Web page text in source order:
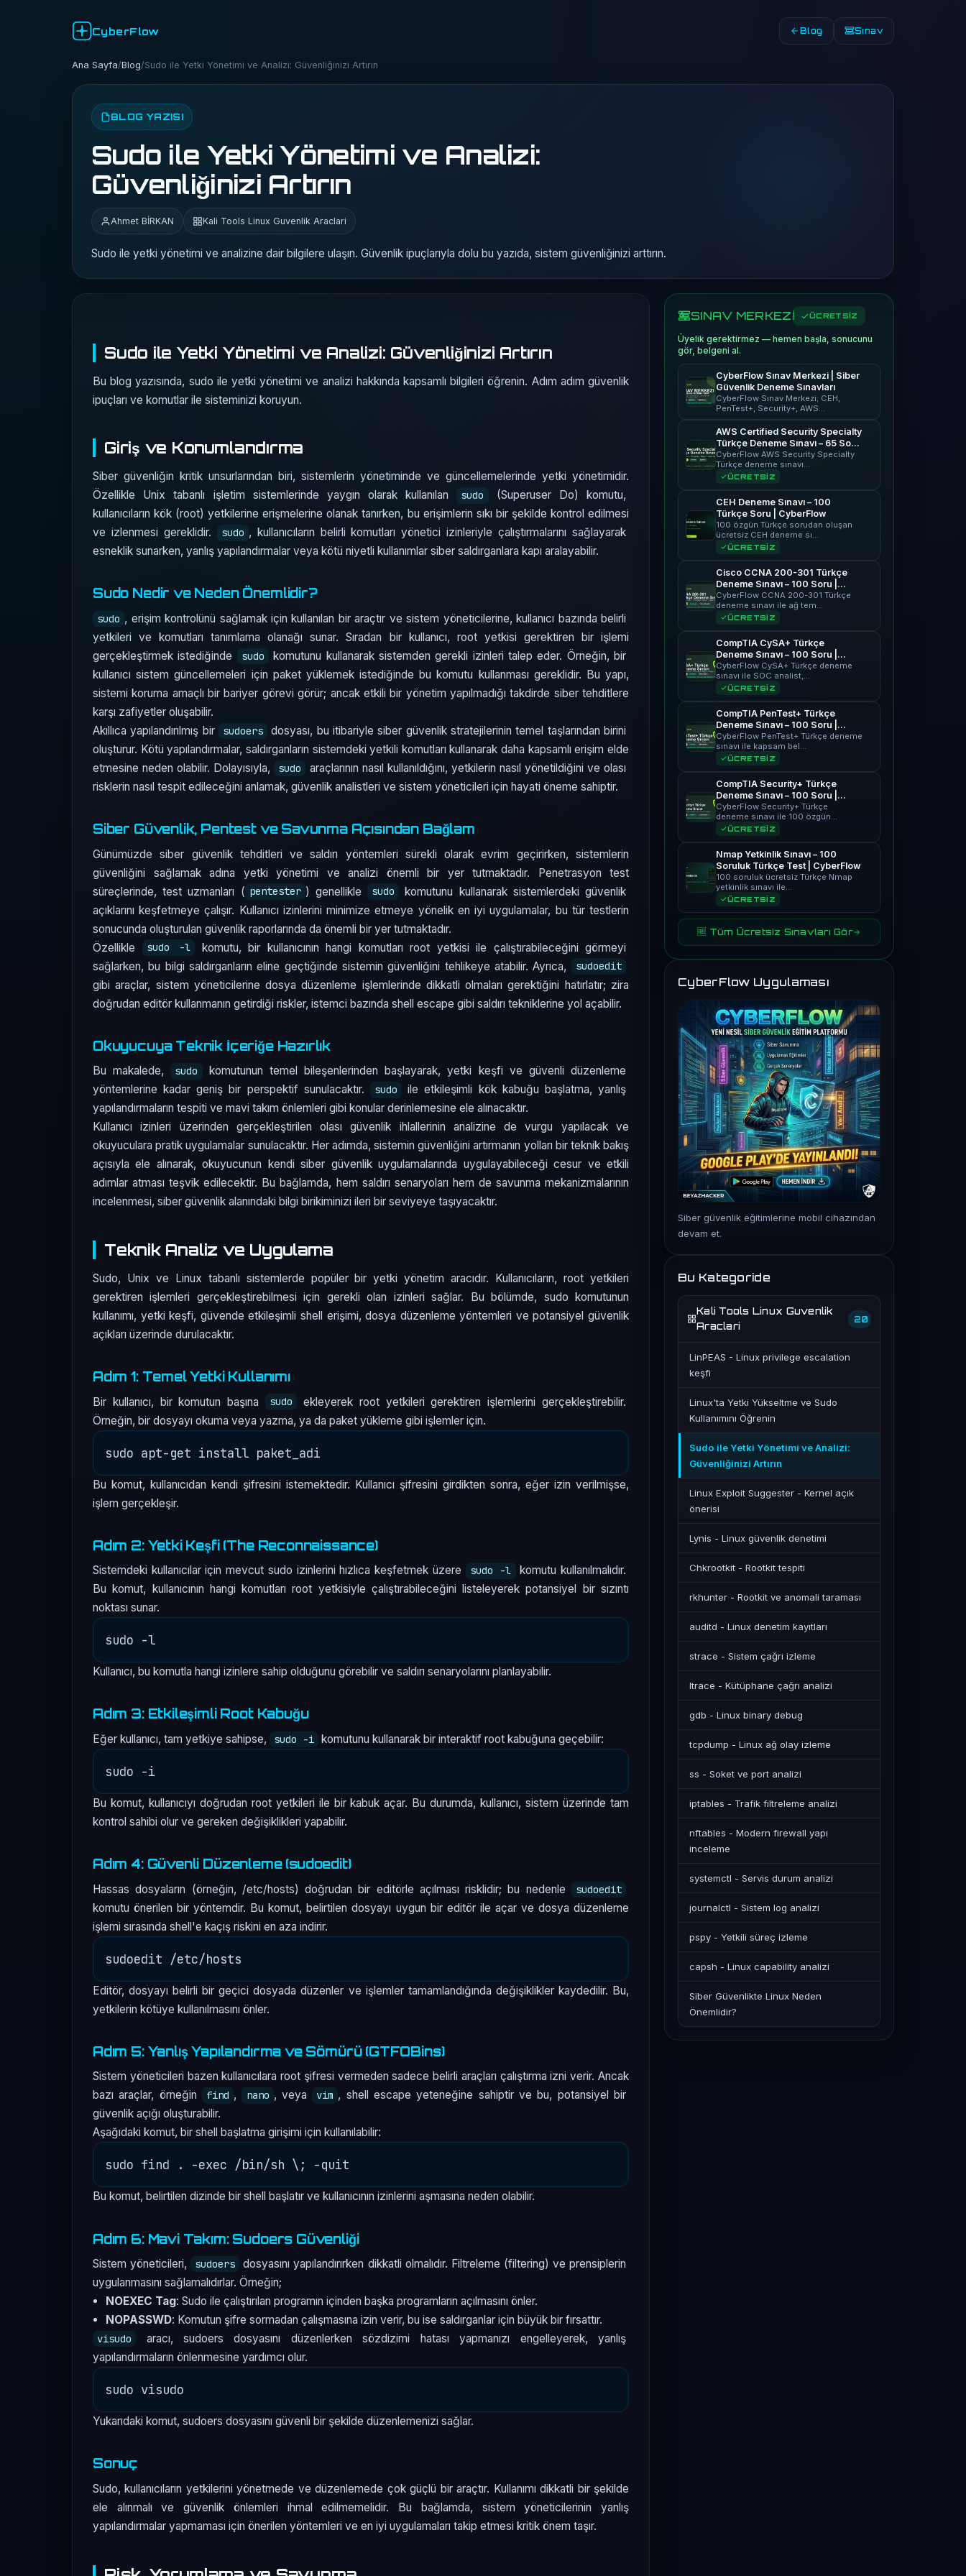
CyberFlow Blog Sınav
Ana Sayfa/Blog/Sudo ile Yetki Yönetimi ve Analizi: Güvenliğinizi Artırın
BLOG YAZISI
Sudo ile Yetki Yönetimi ve Analizi:
Güvenliğinizi Artırın
Ahmet BİRKAN Kali Tools Linux Guvenlik Araclari
Sudo ile yetki yönetimi ve analizine dair bilgilere ulaşın. Güvenlik ipuçlarıyla dolu bu yazıda, sistem güvenliğinizi arttırın.
Sudo ile Yetki Yönetimi ve Analizi: Güvenliğinizi Artırın
Bu blog yazısında, sudo ile yetki yönetimi ve analizi hakkında kapsamlı bilgileri öğrenin. Adım adım güvenlik
ipuçları ve komutlar ile sisteminizi koruyun.
Giriş ve Konumlandırma
Siber güvenliğin kritik unsurlarından biri, sistemlerin yönetiminde ve güncellemelerinde yetki yönetimidir.
Özellikle Unix tabanlı işletim sistemlerinde yaygın olarak kullanılan
sudo
(Superuser Do) komutu,
kullanıcıların kök (root) yetkilerine erişmelerine olanak tanırken, bu erişimlerin sıkı bir şekilde kontrol edilmesi
ve izlenmesi gereklidir.
sudo , kullanıcıların belirli komutları yönetici izinleriyle çalıştırmalarını sağlayarak
esneklik sunarken, yanlış yapılandırmalar veya kötü niyetli kullanımlar siber saldırganlara kapı aralayabilir.
Sudo Nedir ve Neden Önemlidir?
sudo , erişim kontrolünü sağlamak için kullanılan bir araçtır ve sistem yöneticilerine, kullanıcı bazında belirli
yetkileri ve komutları tanımlama olanağı sunar. Sıradan bir kullanıcı, root yetkisi gerektiren bir işlemi
gerçekleştirmek istediğinde
sudo
komutunu kullanarak sistemden gerekli izinleri talep eder. Örneğin, bir
kullanıcı sistem güncellemeleri için paket yüklemek istediğinde bu komutu kullanması gereklidir. Bu yapı,
sistemi koruma amaçlı bir bariyer görevi görür; ancak etkili bir yönetim yapılmadığı takdirde siber tehditlere
karşı zafiyetler oluşabilir.
Akıllıca yapılandırılmış bir
sudoers
dosyası, bu itibariyle siber güvenlik stratejilerinin temel taşlarından birini
oluşturur. Kötü yapılandırmalar, saldırganların sistemdeki yetkili komutları kullanarak daha kapsamlı erişim elde
etmesine neden olabilir. Dolayısıyla,
sudo
araçlarının nasıl kullanıldığını, yetkilerin nasıl yönetildiğini ve olası
risklerin nasıl tespit edileceğini anlamak, güvenlik analistleri ve sistem yöneticileri için hayati öneme sahiptir.
Siber Güvenlik, Pentest ve Savunma Açısından Bağlam
Günümüzde siber güvenlik tehditleri ve saldırı yöntemleri sürekli olarak evrim geçirirken, sistemlerin
güvenliğini sağlamak adına yetki yönetimi ve analizi önemli bir yer tutmaktadır. Penetrasyon test
süreçlerinde, test uzmanları ( pentester ) genellikle sudo
komutunu kullanarak sistemlerdeki güvenlik
açıklarını keşfetmeye çalışır. Kullanıcı izinlerini minimize etmeye yönelik en iyi uygulamalar, bu tür testlerin
sonucunda oluşturulan güvenlik raporlarında da önemli bir yer tutmaktadır.
Özellikle
sudo -l
komutu, bir kullanıcının hangi komutları root yetkisi ile çalıştırabileceğini görmeyi
sağlarken, bu bilgi saldırganların eline geçtiğinde sistemin güvenliğini tehlikeye atabilir. Ayrıca,
sudoedit
gibi araçlar, sistem yöneticilerine dosya düzenleme işlemlerinde dikkatli olmaları gerektiğini hatırlatır; zira
doğrudan editör kullanmanın getirdiği riskler, istemci bazında shell escape gibi saldırı tekniklerine yol açabilir.
Okuyucuya Teknik İçeriğe Hazırlık
Bu makalede, sudo
komutunun temel bileşenlerinden başlayarak, yetki keşfi ve güvenli düzenleme
yöntemlerine kadar geniş bir perspektif sunulacaktır.
sudo
ile etkileşimli kök kabuğu başlatma, yanlış
yapılandırmaların tespiti ve mavi takım önlemleri gibi konular derinlemesine ele alınacaktır.
Kullanıcı izinleri üzerinden gerçekleştirilen olası güvenlik ihlallerinin analizine de vurgu yapılacak ve
okuyuculara pratik uygulamalar sunulacaktır. Her adımda, sistemin güvenliğini artırmanın yolları bir teknik bakış
açısıyla ele alınarak, okuyucunun kendi siber güvenlik uygulamalarında uygulayabileceği cesur ve etkili
adımlar atması teşvik edilecektir. Bu bağlamda, hem saldırı senaryoları hem de savunma mekanizmalarının
incelenmesi, siber güvenlik alanındaki bilgi birikiminizi ileri bir seviyeye taşıyacaktır.
Teknik Analiz ve Uygulama
Sudo, Unix ve Linux tabanlı sistemlerde popüler bir yetki yönetim aracıdır. Kullanıcıların, root yetkileri
gerektiren işlemleri gerçekleştirebilmesi için gerekli olan izinleri sağlar. Bu bölümde, sudo komutunun
kullanımı, yetki keşfi, güvende etkileşimli shell erişimi, dosya düzenleme yöntemleri ve potansiyel güvenlik
açıkları üzerinde durulacaktır.
Adım 1: Temel Yetki Kullanımı
Bir kullanıcı, bir komutun başına sudo
ekleyerek root yetkileri gerektiren işlemlerini gerçekleştirebilir.
Örneğin, bir dosyayı okuma veya yazma, ya da paket yükleme gibi işlemler için.
Bu komut, kullanıcıdan kendi şifresini istemektedir. Kullanıcı şifresini girdikten sonra, eğer izin verilmişse,
işlem gerçekleşir.
Adım 2: Yetki Keşfi (The Reconnaissance)
Sistemdeki kullanıcılar için mevcut sudo izinlerini hızlıca keşfetmek üzere sudo -l
komutu kullanılmalıdır.
Bu komut, kullanıcının hangi komutları root yetkisiyle çalıştırabileceğini listeleyerek potansiyel bir sızıntı
noktası sunar.
Kullanıcı, bu komutla hangi izinlere sahip olduğunu görebilir ve saldırı senaryolarını planlayabilir.
Adım 3: Etkileşimli Root Kabuğu
Eğer kullanıcı, tam yetkiye sahipse, sudo -i komutunu kullanarak bir interaktif root kabuğuna geçebilir:
Bu komut, kullanıcıyı doğrudan root yetkileri ile bir kabuk açar. Bu durumda, kullanıcı, sistem üzerinde tam
kontrol sahibi olur ve gereken değişiklikleri yapabilir.
Adım 4: Güvenli Düzenleme (sudoedit)
Hassas dosyaların (örneğin, /etc/hosts) doğrudan bir editörle açılması risklidir; bu nedenle sudoedit
komutu önerilen bir yöntemdir. Bu komut, belirtilen dosyayı uygun bir editör ile açar ve dosya düzenleme
işlemi sırasında shell'e kaçış riskini en aza indirir.
Editör, dosyayı belirli bir geçici dosyada düzenler ve işlemler tamamlandığında değişiklikler kaydedilir. Bu,
yetkilerin kötüye kullanılmasını önler.
Adım 5: Yanlış Yapılandırma ve Sömürü (GTFOBins)
Sistem yöneticileri bazen kullanıcılara root şifresi vermeden sadece belirli araçları çalıştırma izni verir. Ancak
bazı araçlar, örneğin
find , nano , veya vim , shell escape yeteneğine sahiptir ve bu, potansiyel bir
güvenlik açığı oluşturabilir.
Aşağıdaki komut, bir shell başlatma girişimi için kullanılabilir:
Bu komut, belirtilen dizinde bir shell başlatır ve kullanıcının izinlerini aşmasına neden olabilir.
Adım 6: Mavi Takım: Sudoers Güvenliği
Sistem yöneticileri, sudoers
dosyasını yapılandırırken dikkatli olmalıdır. Filtreleme (filtering) ve prensiplerin
uygulanmasını sağlamalıdırlar. Örneğin;
NOEXEC Tag: Sudo ile çalıştırılan programın içinden başka programların açılmasını önler.
NOPASSWD: Komutun şifre sormadan çalışmasına izin verir, bu ise saldırganlar için büyük bir fırsattır.
visudo
aracı, sudoers dosyasını düzenlerken sözdizimi hatası yapmanızı engelleyerek, yanlış
yapılandırmaların önlenmesine yardımcı olur.
Yukarıdaki komut, sudoers dosyasını güvenli bir şekilde düzenlemenizi sağlar.
Sonuç
Sudo, kullanıcıların yetkilerini yönetmede ve düzenlemede çok güçlü bir araçtır. Kullanımı dikkatli bir şekilde
ele alınmalı ve güvenlik önlemleri ihmal edilmemelidir. Bu bağlamda, sistem yöneticilerinin yanlış
yapılandırmalar yapmaması için önerilen yöntemleri ve en iyi uygulamaları takip etmesi kritik önem taşır.
SINAV MERKEZİ ÜCRETSİZ
Üyelik gerektirmez — hemen başla, sonucunu
gör, belgeni al.
CyberFlow Sınav Merkezi | Siber
Güvenlik Deneme Sınavları
CyberFlow Sınav Merkezi; CEH,
PenTest+, Security+, AWS…
AWS Certified Security Specialty
Türkçe Deneme Sınavı – 65 Soru
| CyberFlow
CyberFlow AWS Security Specialty
Türkçe deneme sınavı…
ÜCRETSİZ
CEH Deneme Sınavı – 100
Türkçe Soru | CyberFlow
100 özgün Türkçe sorudan oluşan
ücretsiz CEH deneme sı…
ÜCRETSİZ
Cisco CCNA 200-301 Türkçe
Deneme Sınavı – 100 Soru |
CyberFlow
CyberFlow CCNA 200-301 Türkçe
deneme sınavı ile ağ tem…
ÜCRETSİZ
CompTIA CySA+ Türkçe
Deneme Sınavı – 100 Soru |
CyberFlow
CyberFlow CySA+ Türkçe deneme
sınavı ile SOC analist,…
ÜCRETSİZ
CompTIA PenTest+ Türkçe
Deneme Sınavı – 100 Soru |
CyberFlow
CyberFlow PenTest+ Türkçe deneme
sınavı ile kapsam bel…
ÜCRETSİZ
CompTIA Security+ Türkçe
Deneme Sınavı – 100 Soru |
CyberFlow
CyberFlow Security+ Türkçe
deneme sınavı ile 100 özgün…
ÜCRETSİZ
Nmap Yetkinlik Sınavı – 100
Soruluk Türkçe Test | CyberFlow
100 soruluk ücretsiz Türkçe Nmap
yetkinlik sınavı ile…
ÜCRETSİZ
🆓 Tüm Ücretsiz Sınavları Gör
CyberFlow Uygulaması
Siber güvenlik eğitimlerine mobil cihazından
devam et.
Bu Kategoride
Kali Tools Linux Guvenlik
Araclari
20
LinPEAS - Linux privilege escalation
keşfi
Linux'ta Yetki Yükseltme ve Sudo
Kullanımını Öğrenin
Sudo ile Yetki Yönetimi ve Analizi:
Güvenliğinizi Artırın
Linux Exploit Suggester - Kernel açık
önerisi
Lynis - Linux güvenlik denetimi
Chkrootkit - Rootkit tespiti
rkhunter - Rootkit ve anomali taraması
auditd - Linux denetim kayıtları
strace - Sistem çağrı izleme
ltrace - Kütüphane çağrı analizi
gdb - Linux binary debug
tcpdump - Linux ağ olay izleme
ss - Soket ve port analizi
iptables - Trafik filtreleme analizi
nftables - Modern firewall yapı
inceleme
systemctl - Servis durum analizi
journalctl - Sistem log analizi
pspy - Yetkili süreç izleme
capsh - Linux capability analizi
Siber Güvenlikte Linux Neden
Önemlidir?